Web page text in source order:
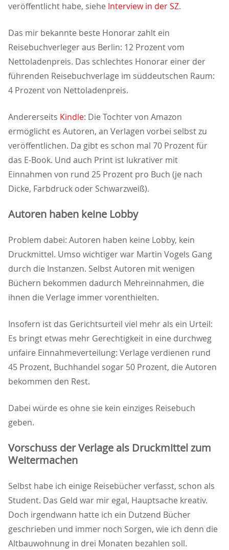
veröffentlicht habe, siehe Interview in der SZ.
Das mir bekannte beste Honorar zahlt ein
Reisebuchverleger aus Berlin: 12 Prozent vom
Nettoladenpreis. Das schlechtes Honorar einer der
führenden Reisebuchverlage im süddeutschen Raum:
4 Prozent von Nettoladenpreis.
Andererseits Kindle: Die Tochter von Amazon
ermöglicht es Autoren, an Verlagen vorbei selbst zu
veröffentlichen. Da gibt es schon mal 70 Prozent für
das E-Book. Und auch Print ist lukrativer mit
Einnahmen von rund 25 Prozent pro Buch (je nach
Dicke, Farbdruck oder Schwarzweiß).
Autoren haben keine Lobby
Problem dabei: Autoren haben keine Lobby, kein
Druckmittel. Umso wichtiger war Martin Vogels Gang
durch die Instanzen. Selbst Autoren mit wenigen
Büchern bekommen dadurch Mehreinnahmen, die
ihnen die Verlage immer vorenthielten.
Insofern ist das Gerichtsurteil viel mehr als ein Urteil:
Es bringt etwas mehr Gerechtigkeit in eine durchweg
unfaire Einnahmeverteilung: Verlage verdienen rund
45 Prozent, Buchhandel sogar 50 Prozent, die Autoren
bekommen den Rest.
Dabei würde es ohne sie kein einziges Reisebuch
geben.
Vorschuss der Verlage als Druckmittel zum
Weitermachen
Selbst habe ich einige Reisebücher verfasst, schon als
Student. Das Geld war mir egal, Hauptsache kreativ.
Doch irgendwann hatte ich ein Dutzend Bücher
geschrieben und immer noch Sorgen, wie ich denn die
Altbauwohnung in drei Monaten bezahlen soll.